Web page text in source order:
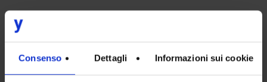
Consenso Dettagli Informazioni sui cookie